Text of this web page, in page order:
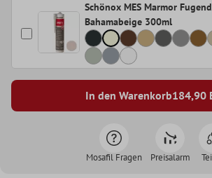
Schönox MES Marmor
Bahamabeige 300ml
In den Warenkorb184,90
Mosafil Fragen Preisalarm